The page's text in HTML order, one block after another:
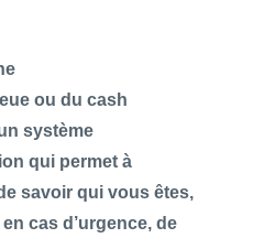
ou du cash
système
qui permet à
savoir qui vous êtes,
cas d’urgence, de